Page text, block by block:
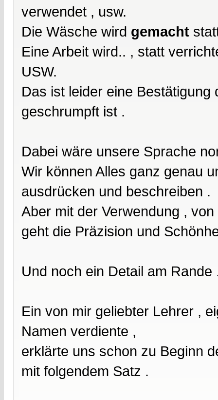
verwendet , usw.
Die Wäsche wird gemacht
Eine Arbeit wird.. , statt
USW.
Das ist leider eine
geschrumpft ist .
Dabei wäre unsere Sprache
Wir können Alles ganz genau
ausdrücken und beschreiben .
Aber mit der Verwendung ,
geht die Präzision und
Und noch ein Detail am Rande
Ein von mir geliebter Lehrer ,
Namen verdiente ,
erklärte uns schon zu Beginn
mit folgendem Satz .